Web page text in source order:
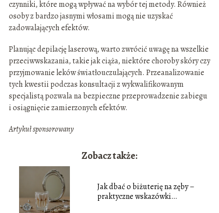
czynniki, które mogą wpływać na wybór tej metody. Również
osoby z bardzo jasnymi włosami mogą nie uzyskać
zadowalających efektów.
Planując depilację laserową, warto zwrócić uwagę na wszelkie
przeciwwskazania, takie jak ciąża, niektóre choroby skóry czy
przyjmowanie leków światłouczulających. Przeanalizowanie
tych kwestii podczas konsultacji z wykwalifikowanym
specjalistą pozwala na bezpieczne przeprowadzenie zabiegu
i osiągnięcie zamierzonych efektów.
Artykuł sponsorowany
Zobacz także:
Jak dbać o biżuterię na zęby –
praktyczne wskazówki